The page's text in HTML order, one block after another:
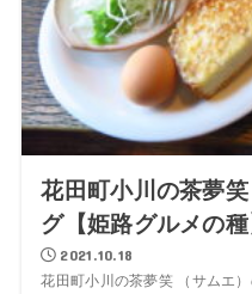
花田町小川の茶夢
グ【姫路グルメの種
2021.10.18
花田町小川の茶夢笑 （サムエ